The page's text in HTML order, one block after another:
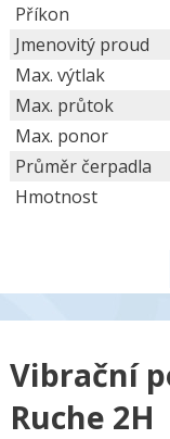
Příkon
Jmenovitý proud
Max. výtlak
Max. průtok
Max. ponor
Průměr čerpadla
Hmotnost
Vibrační
Ruche 2H